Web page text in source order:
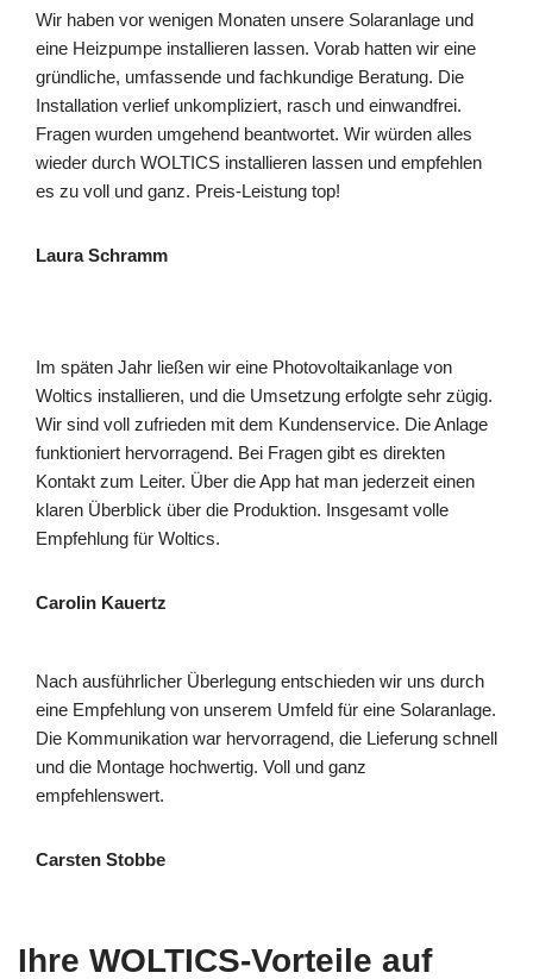
Wir haben vor wenigen Monaten unsere Solaranlage und
eine Heizpumpe installieren lassen. Vorab hatten wir eine
gründliche, umfassende und fachkundige Beratung. Die
Installation verlief unkompliziert, rasch und einwandfrei.
Fragen wurden umgehend beantwortet. Wir würden alles
wieder durch WOLTICS installieren lassen und empfehlen
es zu voll und ganz. Preis-Leistung top!
Laura Schramm
Im späten Jahr ließen wir eine Photovoltaikanlage von
Woltics installieren, und die Umsetzung erfolgte sehr zügig.
Wir sind voll zufrieden mit dem Kundenservice. Die Anlage
funktioniert hervorragend. Bei Fragen gibt es direkten
Kontakt zum Leiter. Über die App hat man jederzeit einen
klaren Überblick über die Produktion. Insgesamt volle
Empfehlung für Woltics.
Carolin Kauertz
Nach ausführlicher Überlegung entschieden wir uns durch
eine Empfehlung von unserem Umfeld für eine Solaranlage.
Die Kommunikation war hervorragend, die Lieferung schnell
und die Montage hochwertig. Voll und ganz
empfehlenswert.
Carsten Stobbe
Ihre WOLTICS-Vorteile auf